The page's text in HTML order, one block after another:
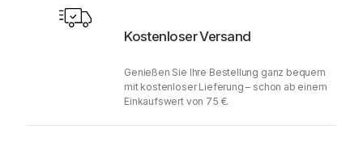
Kostenloser Versand
Genießen Sie Ihre Bestellung ganz bequem
mit kostenloser Lieferung – schon ab einem
Einkaufswert von 75 €.